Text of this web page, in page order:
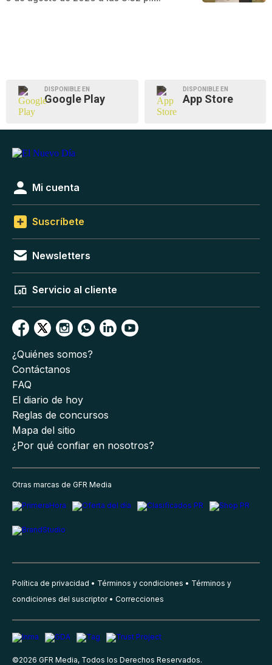
DISPONIBLE EN
Google Play
DISPONIBLE EN
App Store
Mi cuenta
Suscríbete
Newsletters
Servicio al cliente
¿Quiénes somos?
Contáctanos
FAQ
El diario de hoy
Reglas de concursos
Mapa del sitio
¿Por qué confiar en nosotros?
Otras marcas de GFR Media
Política de privacidad Términos y condiciones
Términos y
condiciones del suscriptor
Correcciones
©2026 GFR Media, Todos los Derechos Reservados.